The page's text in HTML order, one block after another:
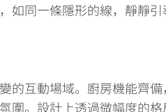
如同一條隱形的線，靜靜
的互動場域。廚房機能齊
圍。設計上透過微幅度的